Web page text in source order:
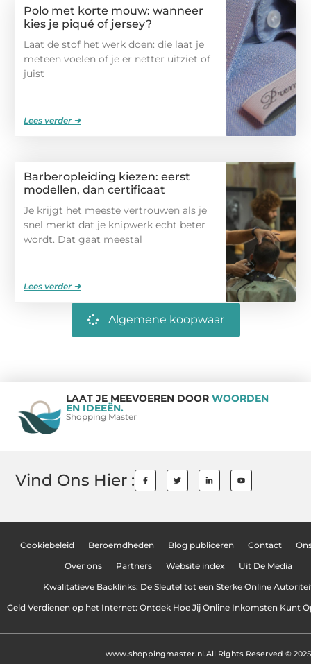
Polo met korte mouw: wanneer
kies je piqué of jersey?
Laat de stof het werk doen: die laat je
meteen voelen of je er netter uitziet of
juist
Lees verder ➜
Barberopleiding kiezen: eerst
modellen, dan certificaat
Je krijgt het meeste vertrouwen als je
snel merkt dat je knipwerk echt beter
wordt. Dat gaat meestal
Lees verder ➜
Algemene koopwaar
LAAT JE MEEVOEREN DOOR WOORDEN
EN IDEEËN.
Shopping Master
Vind Ons Hier :
Cookiebeleid Beroemdheden Blog publiceren Contact
Over ons Partners Website index Uit De Media
Kwalitatieve Backlinks: De Sleutel tot een Sterke Online
Geld Verdienen op het Internet: Ontdek Hoe Jij Online Inkomsten Kunt
All Rights Reserved © 2025
www.shoppingmaster.nl.